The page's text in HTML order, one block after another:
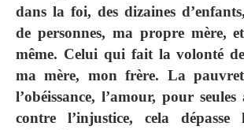
dans la foi, des dizaines
de personnes, ma propre mère,
même. Celui qui fait la volonté
ma mère, mon frère. La
l’obéissance, l’amour, pour
contre l’injustice, cela dépasse